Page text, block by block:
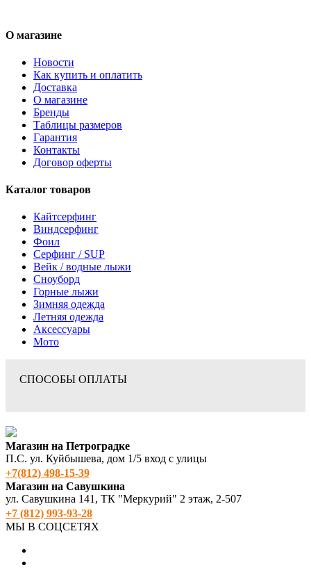
О магазине
Новости
Как купить и оплатить
Доставка
О магазине
Бренды
Таблицы размеров
Гарантия
Контакты
Договор оферты
Каталог товаров
Кайтсерфинг
Виндсерфинг
Фоил
Серфинг / SUP
Вейк / водные лыжи
Сноуборд
Горные лыжи
Зимняя одежда
Летняя одежда
Аксессуары
Мото
СПОСОБЫ ОПЛАТЫ
Магазин на Петроградке
П.С. ул. Куйбышева, дом 1/5 вход с улицы
+7(812) 498‑15-39
Магазин на Савушкина
ул. Савушкина 141, ТК "Меркурий" 2 этаж, 2-507
+7 (812) 993-93-28
МЫ В СОЦСЕТЯХ